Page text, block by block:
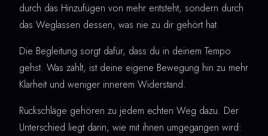
durch das Hinzufügen von mehr entsteht, sondern durch
das Weglassen dessen, was nie zu dir gehört hat.
Die Begleitung sorgt dafür, dass du in deinem Tempo
gehst. Was zählt, ist deine eigene Bewegung hin zu mehr
Klarheit und weniger innerem Widerstand.
Rückschläge gehören zu jedem echten Weg dazu. Der
Unterschied liegt darin, wie mit ihnen umgegangen wird: